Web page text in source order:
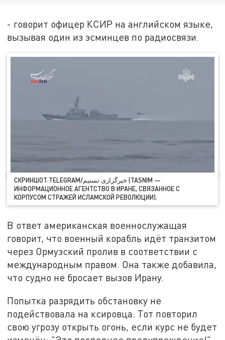
- говорит офицер КСИР на английском языке,
вызывая один из эсминцев по радиосвязи.
СКРИНШОТ:TELEGRAM/خبرگزاری تسنیم (TASNIM —
ИНФОРМАЦИОННОЕ АГЕНТСТВО В ИРАНЕ, СВЯЗАННОЕ С
КОРПУСОМ СТРАЖЕЙ ИСЛАМСКОЙ РЕВОЛЮЦИИ).
В ответ американская военнослужащая
говорит, что военный корабль идёт транзитом
через Ормузский пролив в соответствии с
международным правом. Она также добавила,
что судно не бросает вызов Ирану.
Попытка разрядить обстановку не
подействовала на ксировца. Тот повторил
свою угрозу открыть огонь, если курс не будет